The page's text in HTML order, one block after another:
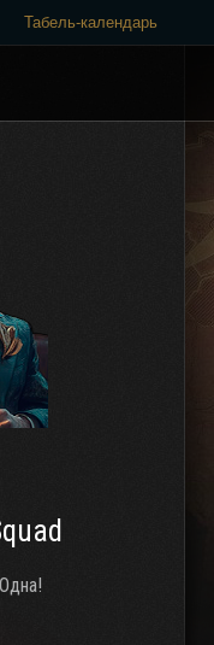
Табель-календарь